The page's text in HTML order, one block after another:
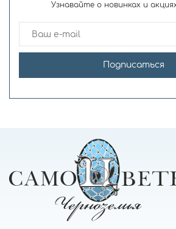
Узнавайте о новинках и
Подписаться